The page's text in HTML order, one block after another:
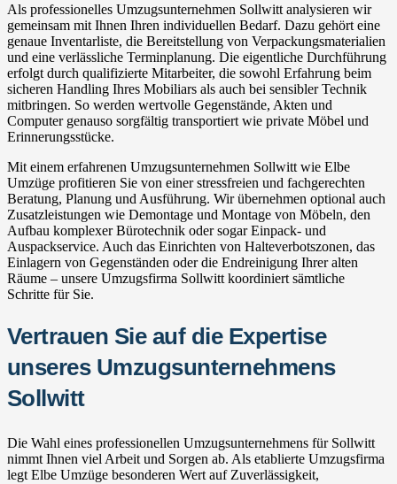
Als professionelles Umzugsunternehmen Sollwitt analysieren wir
gemeinsam mit Ihnen Ihren individuellen Bedarf. Dazu gehört eine
genaue Inventarliste, die Bereitstellung von Verpackungsmaterialien
und eine verlässliche Terminplanung. Die eigentliche Durchführung
erfolgt durch qualifizierte Mitarbeiter, die sowohl Erfahrung beim
sicheren Handling Ihres Mobiliars als auch bei sensibler Technik
mitbringen. So werden wertvolle Gegenstände, Akten und
Computer genauso sorgfältig transportiert wie private Möbel und
Erinnerungsstücke.
Mit einem erfahrenen Umzugsunternehmen Sollwitt wie Elbe
Umzüge profitieren Sie von einer stressfreien und fachgerechten
Beratung, Planung und Ausführung. Wir übernehmen optional auch
Zusatzleistungen wie Demontage und Montage von Möbeln, den
Aufbau komplexer Bürotechnik oder sogar Einpack- und
Auspackservice. Auch das Einrichten von Halteverbotszonen, das
Einlagern von Gegenständen oder die Endreinigung Ihrer alten
Räume – unsere Umzugsfirma Sollwitt koordiniert sämtliche
Schritte für Sie.
Vertrauen Sie auf die Expertise
unseres Umzugsunternehmens
Sollwitt
Die Wahl eines professionellen Umzugsunternehmens für Sollwitt
nimmt Ihnen viel Arbeit und Sorgen ab. Als etablierte Umzugsfirma
legt Elbe Umzüge besonderen Wert auf Zuverlässigkeit,